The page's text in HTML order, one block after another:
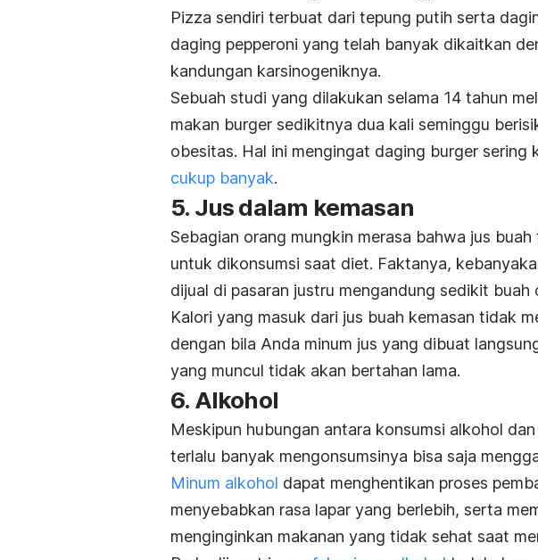
Pizza sendiri terbuat dari tepung putih serta
daging pepperoni yang telah banyak dikaitkan
kandungan karsinogeniknya.
Sebuah studi yang dilakukan selama 14 tahun
makan burger sedikitnya dua kali seminggu
obesitas. Hal ini mengingat daging burger sering
cukup banyak.
5. Jus dalam kemasan
Sebagian orang mungkin merasa bahwa jus
untuk dikonsumsi saat diet. Faktanya,
dijual di pasaran justru mengandung sedikit buah
Kalori yang masuk dari jus buah kemasan tidak
dengan bila Anda minum jus yang dibuat
yang muncul tidak akan bertahan lama.
6. Alkohol
Meskipun hubungan antara konsumsi alkohol
terlalu banyak mengonsumsinya bisa saja
Minum alkohol dapat menghentikan proses
menyebabkan rasa lapar yang berlebih, serta
menginginkan makanan yang tidak sehat saat